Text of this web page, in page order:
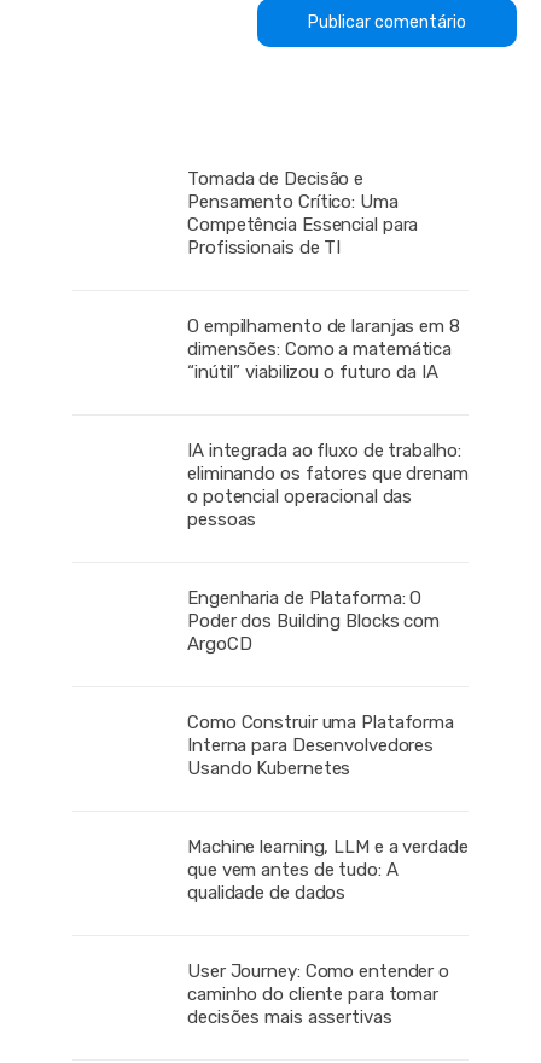
Tomada de Decisão e
Pensamento Crítico: Uma
Competência Essencial para
Profissionais de TI
O empilhamento de laranjas em 8
dimensões: Como a matemática
“inútil” viabilizou o futuro da IA
IA integrada ao fluxo de trabalho:
eliminando os fatores que drenam
o potencial operacional das
pessoas
Engenharia de Plataforma: O
Poder dos Building Blocks com
ArgoCD
Como Construir uma Plataforma
Interna para Desenvolvedores
Usando Kubernetes
Machine learning, LLM e a verdade
que vem antes de tudo: A
qualidade de dados
User Journey: Como entender o
caminho do cliente para tomar
decisões mais assertivas